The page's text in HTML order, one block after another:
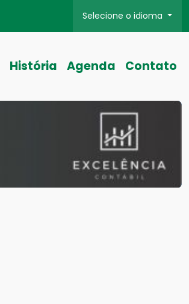
Selecione o idioma
História Agenda Contato